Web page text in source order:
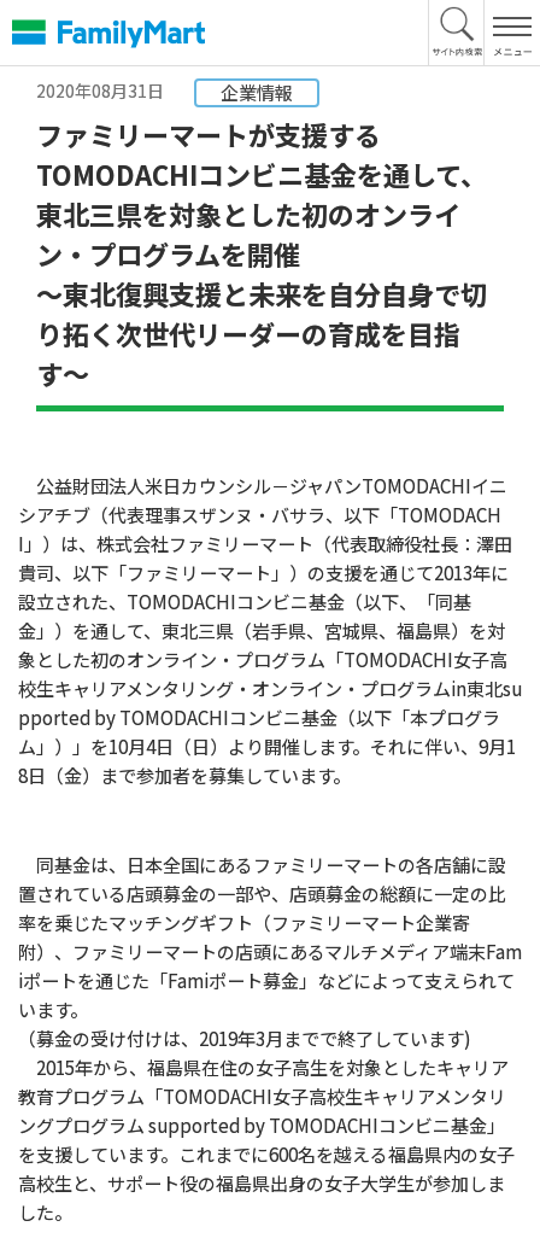
文
へ
2020年08月31日
企業情報
ファミリーマートが支援する
TOMODACHIコンビニ基金を通して、
東北三県を対象とした初のオンライ
ン・プログラムを開催
〜東北復興支援と未来を自分自身で切
り拓く次世代リーダーの育成を目指
す〜
公益財団法人米日カウンシル－ジャパンTOMODACHIイニ
シアチブ（代表理事スザンヌ・バサラ、以下「TOMODACH
I」）は、株式会社ファミリーマート（代表取締役社長：澤田
貴司、以下「ファミリーマート」）の支援を通じて2013年に
設立された、TOMODACHIコンビニ基金（以下、「同基
金」）を通して、東北三県（岩手県、宮城県、福島県）を対
象とした初のオンライン・プログラム「TOMODACHI女子高
校生キャリアメンタリング・オンライン・プログラムin東北su
pported by TOMODACHIコンビニ基金（以下「本プログラ
ム」）」を10月4日（日）より開催します。それに伴い、9月1
8日（金）まで参加者を募集しています。
同基金は、日本全国にあるファミリーマートの各店舗に設
置されている店頭募金の一部や、店頭募金の総額に一定の比
率を乗じたマッチングギフト（ファミリーマート企業寄
附）、ファミリーマートの店頭にあるマルチメディア端末Fam
iポートを通じた「Famiポート募金」などによって支えられて
います。
（募金の受け付けは、2019年3月までで終了しています)
2015年から、福島県在住の女子高生を対象としたキャリア
教育プログラム「TOMODACHI女子高校生キャリアメンタリ
ングプログラム supported by TOMODACHIコンビニ基金」
を支援しています。これまでに600名を越える福島県内の女子
高校生と、サポート役の福島県出身の女子大学生が参加しま
した。